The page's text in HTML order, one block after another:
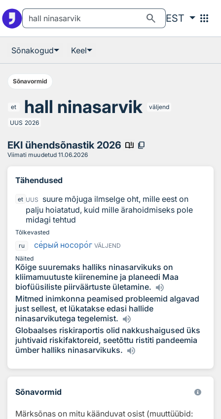
search EST apps
Sõnakogud Keel
Sõnavormid
et hall ninasarvik väljend
UUS 2026
EKI ühendsõnastik 2026 book_ribbon content_copy
Viimati muudetud 11.06.2026
Tähendused
et UUS
suure mõjuga ilmselge oht, mille eest on
palju hoiatatud, kuid mille ärahoidmiseks pole
midagi tehtud
Tõlkevasted
ru
серый носорог VÄLJEND
Näited
Kõige suuremaks halliks ninasarvikuks on
kliimamuutuste kiirenemine ja planeedi Maa
biofüüsiliste piirväärtuste ületamine.
Mitmed inimkonna peamised probleemid algavad
just sellest, et lükatakse edasi hallide
ninasarvikutega tegelemist.
Globaalses riskiraportis olid nakkushaigused üks
juhtivaid riskifaktoreid, seetõttu ristiti pandeemia
ümber halliks ninasarvikuks.
Sõnavormid
Märksõnas on mitu käänduvat osist (muuttüübid: